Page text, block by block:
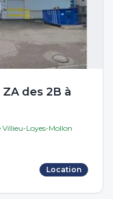
des 2B à
Villieu-Loyes-Mollon
Location